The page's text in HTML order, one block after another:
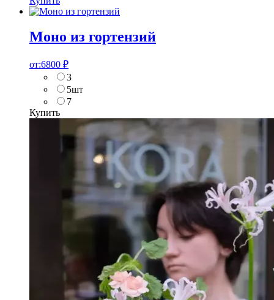
Моно из гортензий
от:6800 ₽
3
5шт
7
Купить